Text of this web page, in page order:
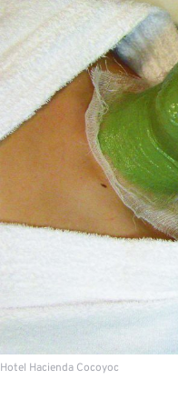
Hotel Hacienda Cocoyoc